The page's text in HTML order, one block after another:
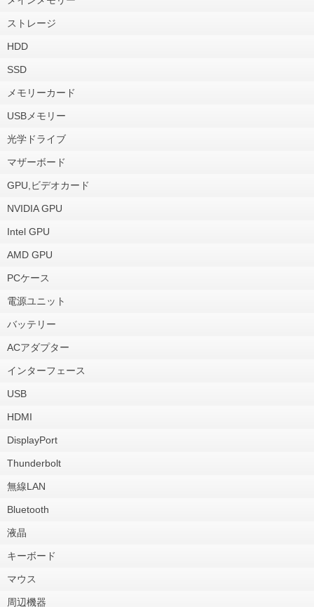
ストレージ
HDD
SSD
メモリーカード
USBメモリー
光学ドライブ
マザーボード
GPU,ビデオカード
NVIDIA GPU
Intel GPU
AMD GPU
PCケース
電源ユニット
バッテリー
ACアダプター
インターフェース
USB
HDMI
DisplayPort
Thunderbolt
無線LAN
Bluetooth
液晶
キーボード
マウス
周辺機器